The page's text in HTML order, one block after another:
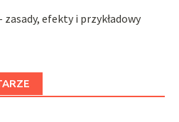
zasady, efekty i przykładowy